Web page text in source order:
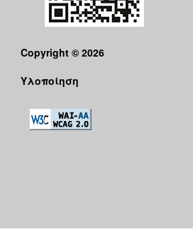
Copyright © 2026
Υλοποίηση